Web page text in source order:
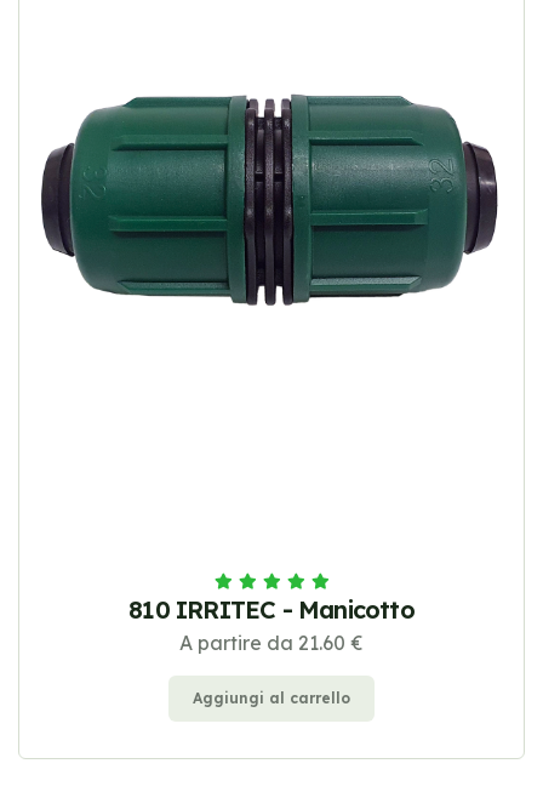
810 IRRITEC - Manicotto
A partire da 21.60 €
Aggiungi al carrello